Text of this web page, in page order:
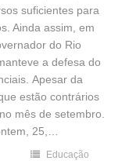
suficientes para
Ainda assim, em
do Rio
a defesa do
Apesar da
estão contrários
mês de setembro.
25,…
Educação